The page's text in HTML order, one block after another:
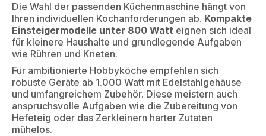
Die Wahl der passenden Küchenmaschine hängt von
Ihren individuellen Kochanforderungen ab. Kompakte
Einsteigermodelle unter 800 Watt eignen sich ideal
für kleinere Haushalte und grundlegende Aufgaben
wie Rühren und Kneten.
Für ambitionierte Hobbyköche empfehlen sich
robuste Geräte ab 1.000 Watt mit Edelstahlgehäuse
und umfangreichem Zubehör. Diese meistern auch
anspruchsvolle Aufgaben wie die Zubereitung von
Hefeteig oder das Zerkleinern harter Zutaten
mühelos.